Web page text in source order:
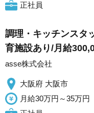
正社員
調理・キッチンスタ
育施設あり/月給
asse株式会社
大阪府 大阪市
月給30万円～35万円